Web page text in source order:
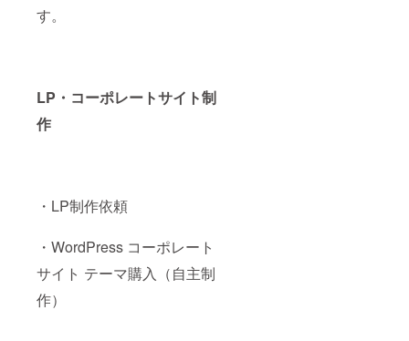
す。
LP・コーポレートサイト制
作
・LP制作依頼
・WordPress コーポレート
サイト テーマ購入（自主制
作）